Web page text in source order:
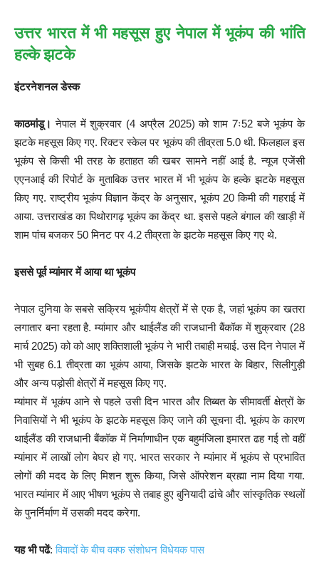
उत्तर भारत में भी महसूस हुए नेपाल में भूकंप की भांति
हल्के झटके
इंटरनेशनल डेस्क
काठमांडू। नेपाल में शुक्रवार (4 अप्रैल 2025) को शाम 7ः52 बजे भूकंप के
झटके महसूस किए गए. रिक्टर स्केल पर भूकंप की तीव्रता 5.0 थी. फिलहाल इस
भूकंप से किसी भी तरह के हताहत की खबर सामने नहीं आई है. न्यूज एजेंसी
एएनआई की रिपोर्ट के मुताबिक उत्तर भारत में भी भूकंप के हल्के झटके महसूस
किए गए. राष्ट्रीय भूकंप विज्ञान केंद्र के अनुसार, भूकंप 20 किमी की गहराई में
आया. उत्तराखंड का पिथोरागढ़ भूकंप का केंद्र था. इससे पहले बंगाल की खाड़ी में
शाम पांच बजकर 50 मिनट पर 4.2 तीव्रता के झटके महसूस किए गए थे.
इससे पूर्व म्यांमार में आया था भूकंप
नेपाल दुनिया के सबसे सक्रिय भूकंपीय क्षेत्रों में से एक है, जहां भूकंप का खतरा
लगातार बना रहता है. म्यांमार और थाईलैंड की राजधानी बैंकॉक में शुक्रवार (28
मार्च 2025) को को आए शक्तिशाली भूकंप ने भारी तबाही मचाई. उस दिन नेपाल में
भी सुबह 6.1 तीव्रता का भूकंप आया, जिसके झटके भारत के बिहार, सिलीगुड़ी
और अन्य पड़ोसी क्षेत्रों में महसूस किए गए.
म्यांमार में भूकंप आने से पहले उसी दिन भारत और तिब्बत के सीमावर्ती क्षेत्रों के
निवासियों ने भी भूकंप के झटके महसूस किए जाने की सूचना दी. भूकंप के कारण
थाईलैंड की राजधानी बैंकॉक में निर्माणाधीन एक बहुमंजिला इमारत ढह गई तो वहीं
म्यांमार में लाखों लोग बेघर हो गए. भारत सरकार ने म्यांमार में भूकंप से प्रभावित
लोगों की मदद के लिए मिशन शुरू किया, जिसे ऑपरेशन ब्रह्मा नाम दिया गया.
भारत म्यांमार में आए भीषण भूकंप से तबाह हुए बुनियादी ढांचे और सांस्कृतिक स्थलों
के पुनर्निर्माण में उसकी मदद करेगा.
यह भी पढें:विवादों के बीच वक्फ संशोधन विधेयक पास